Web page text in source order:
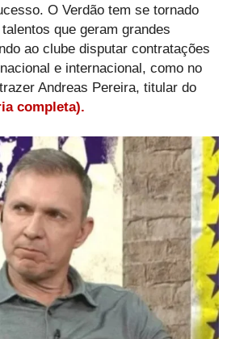
O Verdão tem se tornado
que geram grandes
ao clube disputar contratações
e internacional, como no
Andreas Pereira, titular do
completa).